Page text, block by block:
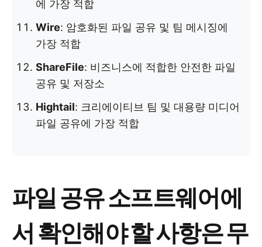
에 가장 적합
Wire: 암호화된 파일 공유 및 팀 메시징에
가장 적합
ShareFile: 비즈니스에 적합한 안전한 파일
공유 및 저장소
Hightail: 크리에이티브 팀 및 대용량 미디어
파일 공유에 가장 적합
파일 공유 소프트웨어에
서 확인해야 할 사항은 무